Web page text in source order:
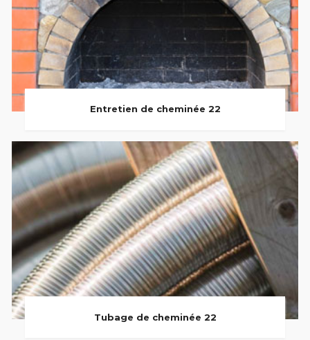
Entretien de cheminée 22
Tubage de cheminée 22